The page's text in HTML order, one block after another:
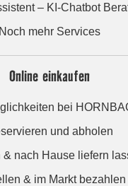
– KI-Chatbot
Noch mehr Services
Online einkaufen
bei
und abholen
& nach Hause liefern
& im Markt bezahlen